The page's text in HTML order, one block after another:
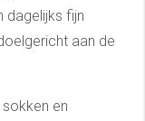
dagelijks fijn
aan de
en